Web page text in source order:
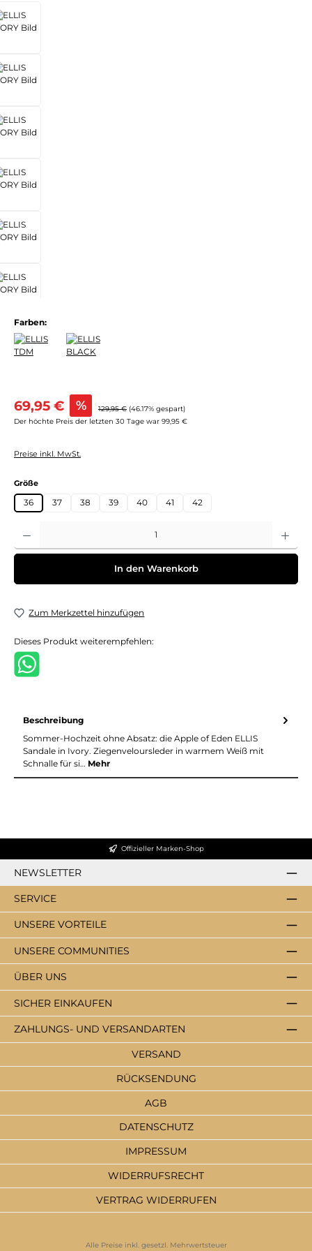
Farben:
Verkaufspreis:
69,95 € % Regulärer Preis:
129,95 € (46.17% gespart)
Der höchte Preis der letzten 30 Tage war 99,95 €
Preise inkl. MwSt.
Größeauswählen
36 37 38 39 40 41 42
In den Warenkorb
Zum Merkzettel hinzufügen
Dieses Produkt weiterempfehlen:
Beschreibung
Sommer-Hochzeit ohne Absatz: die Apple of Eden ELLIS
Sandale in Ivory. Ziegenveloursleder in warmem Weiß mit
Schnalle für si… Mehr
Offizieller Marken-Shop
NEWSLETTER
SERVICE
ZAHLUNGS- UND VERSANDARTEN
ÜBER UNS
SICHER EINKAUFEN
UNSERE VORTEILE
UNSERE COMMUNITIES
VERSAND
RÜCKSENDUNG
AGB
DATENSCHUTZ
IMPRESSUM
WIDERRUFSRECHT
VERTRAG WIDERRUFEN
Alle Preise inkl. gesetzl. Mehrwertsteuer